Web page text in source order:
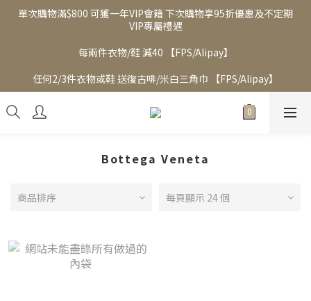
單次購物滿$800 可獲一年VIP會籍 下次購物享95折優惠及不定期
VIP專屬禮遇
每兩件衣物/鞋 減40 【FPS/Alipay】
任何2/3件衣物或鞋 送復古啡/米白三角巾 【FPS/Alipay】
Bottega Veneta
商品排序 每頁顯示 24 個